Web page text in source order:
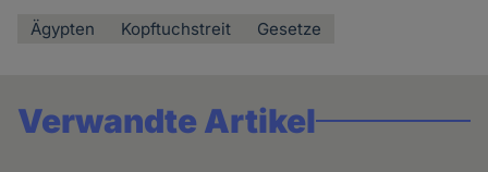
Ägypten Kopftuchstreit Gesetze
Verwandte Artikel